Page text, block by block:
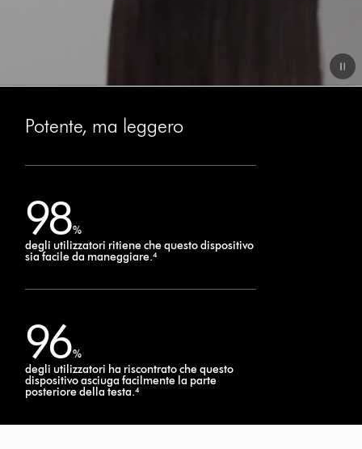
Potente, ma leggero
98%
degli utilizzatori ritiene che questo dispositivo
sia facile da maneggiare.⁴
96%
degli utilizzatori ha riscontrato che questo
dispositivo asciuga facilmente la parte
posteriore della testa.⁴